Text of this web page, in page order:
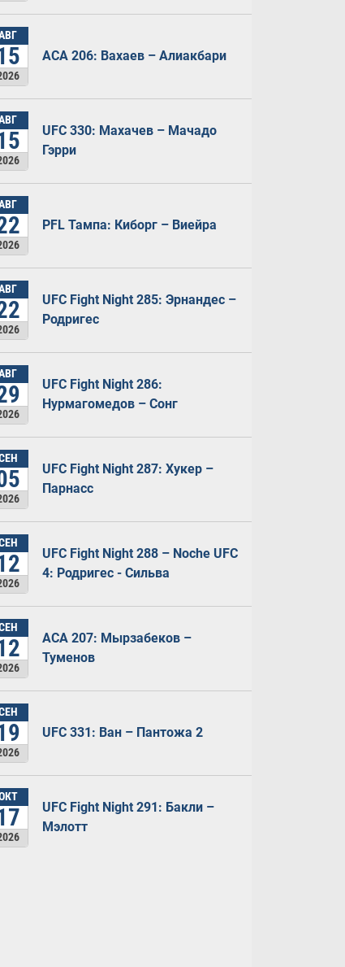
ACA 206: Вахаев – Алиакбари
UFC 330: Махачев – Мачадо
Гэрри
PFL Тампа: Киборг – Виейра
UFC Fight Night 285: Эрнандес –
Родригес
UFC Fight Night 286:
Нурмагомедов – Сонг
UFC Fight Night 287: Хукер –
Парнасс
UFC Fight Night 288 – Noche UFC
4: Родригес - Сильва
ACA 207: Мырзабеков –
Туменов
UFC 331: Ван – Пантожа 2
UFC Fight Night 291: Бакли –
Мэлотт